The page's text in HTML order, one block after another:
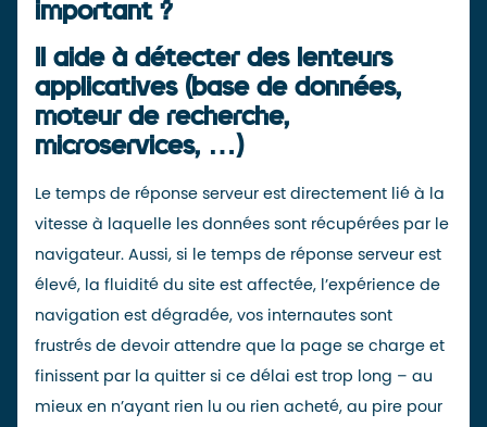
important ?
Il aide à détecter des lenteurs
applicatives (base de données,
moteur de recherche,
microservices, …)
Le temps de réponse serveur est directement lié à la
vitesse à laquelle les données sont récupérées par le
navigateur. Aussi, si le temps de réponse serveur est
élevé, la fluidité du site est affectée, l’expérience de
navigation est dégradée, vos internautes sont
frustrés de devoir attendre que la page se charge et
finissent par la quitter si ce délai est trop long – au
mieux en n’ayant rien lu ou rien acheté, au pire pour